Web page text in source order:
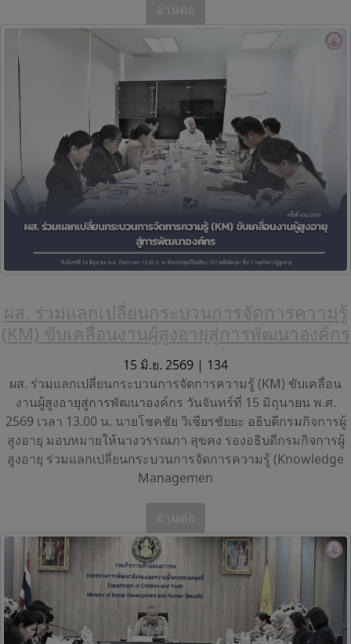
อ่านต่อ
ผส. ร่วมแลกเปลี่ยนกระบวนการจัดการความรู้
(KM) ขับเคลื่อนงานผู้สูงอายุสู่การพัฒนาองค์กร
15 มิ.ย. 2569 | 134
ผส. ร่วมแลกเปลี่ยนกระบวนการจัดการความรู้ (KM) ขับเคลื่อน
งานผู้สูงอายุสู่การพัฒนาองค์กร วันจันทร์ที่ 15 มิถุนายน พ.ศ.
2569 เวลา 13.00 น. นายโชคชัย วิเชียรชัยยะ อธิบดีกรมกิจการผู้
สูงอายุ มอบหมายให้นางวรรณภา สุขคง รองอธิบดีกรมกิจการผู้
สูงอายุ ร่วมแลกเปลี่ยนกระบวนการจัดการความรู้ (Knowledge
Managemen
อ่านต่อ